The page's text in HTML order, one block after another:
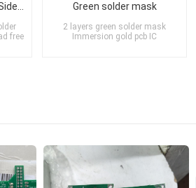
free
Green solder mask
2 layers green solder mask
Immersion gold pcb IC